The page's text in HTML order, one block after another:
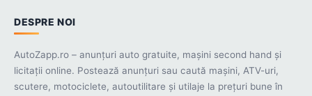
DESPRE NOI
AutoZapp.ro – anunțuri auto gratuite, mașini second hand și
licitații online. Postează anunțuri sau caută mașini, ATV-uri,
scutere, motociclete, autoutilitare și utilaje la prețuri bune în